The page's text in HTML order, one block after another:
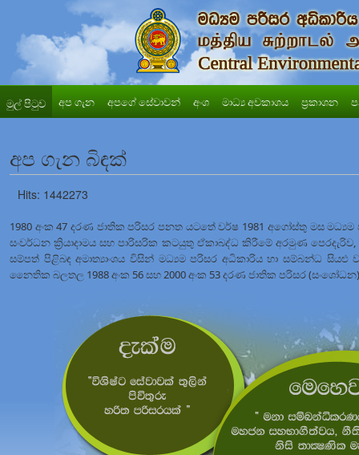
මුල් පිටුව අප ගැන අපගේ සේවාවන් අංශ මාධ්‍ය අවකාශය ප්‍රකාශන
අප ගැන බිඳක්
Hits: 1442273
1980 අංක 47 දරණ ජාතික පරිසර පනත යටතේ වර්ෂ 1981 අගෝස්තු මස මධ්‍යම
සංවර්ධන ක්‍රියාදාමය සහ පාරිසරික කටයුතු ඒකාබද්ධ කිරීමේ අරමුණ
සම්පත් පිළිබඳ අමාත්‍යාංශය විසින් මධ්‍යම පරිසර අධිකාරිය හා සම්බන්ධ
නෛතික බලතල 1988 අංක 56 සහ 2000 අංක 53 දරණ ජාතික පරිසර